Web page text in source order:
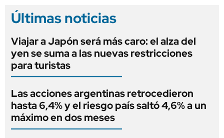
Últimas noticias
Viajar a Japón será más caro: el alza del
yen se suma a las nuevas restricciones
para turistas
Las acciones argentinas retrocedieron
hasta 6,4% y el riesgo país saltó 4,6% a un
máximo en dos meses